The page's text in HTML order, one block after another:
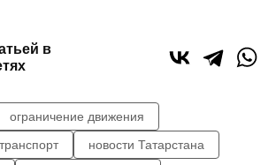
в
ограничение движения
новости Татарстана